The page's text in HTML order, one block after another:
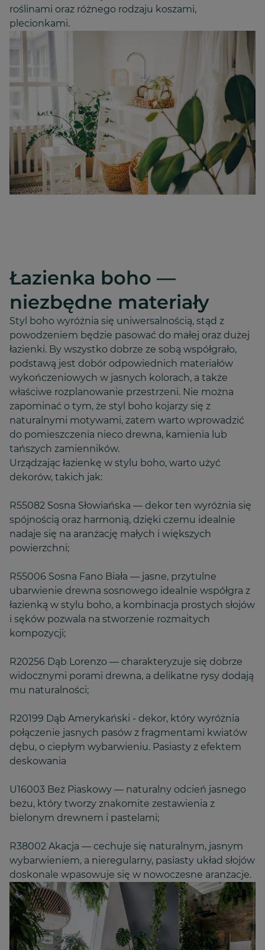
roślinami oraz różnego rodzaju koszami,
plecionkami.
Łazienka boho —
niezbędne materiały
Styl boho wyróżnia się uniwersalnością, stąd z
powodzeniem będzie pasować do małej oraz dużej
łazienki. By wszystko dobrze ze sobą współgrało,
podstawą jest dobór odpowiednich materiałów
wykończeniowych w jasnych kolorach, a także
właściwe rozplanowanie przestrzeni. Nie można
zapominać o tym, że styl boho kojarzy się z
naturalnymi motywami, zatem warto wprowadzić
do pomieszczenia nieco drewna, kamienia lub
tańszych zamienników.
Urządzając łazienkę w stylu boho, warto użyć
dekorów, takich jak:
R55082 Sosna Słowiańska — dekor ten wyróżnia się
spójnością oraz harmonią, dzięki czemu idealnie
nadaje się na aranżację małych i większych
powierzchni;
R55006 Sosna Fano Biała — jasne, przytulne
ubarwienie drewna sosnowego idealnie współgra z
łazienką w stylu boho, a kombinacja prostych słojów
i sęków pozwala na stworzenie rozmaitych
kompozycji;
R20256 Dąb Lorenzo — charakteryzuje się dobrze
widocznymi porami drewna, a delikatne rysy dodają
mu naturalności;
R20199 Dąb Amerykański - dekor, który wyróżnia
połączenie jasnych pasów z fragmentami kwiatów
dębu, o ciepłym wybarwieniu. Pasiasty z efektem
deskowania
U16003 Beż Piaskowy — naturalny odcień jasnego
beżu, który tworzy znakomite zestawienia z
bielonym drewnem i pastelami;
R38002 Akacja — cechuje się naturalnym, jasnym
wybarwieniem, a nieregularny, pasiasty układ słojów
doskonale wpasowuje się w nowoczesne aranżacje.